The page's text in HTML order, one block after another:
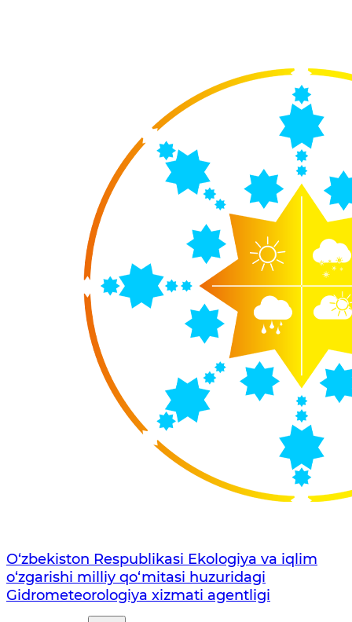
O‘zbekiston Respublikasi Ekologiya va iqlim
o‘zgarishi milliy qo‘mitasi huzuridagi
Gidrometeorologiya xizmati agentligi